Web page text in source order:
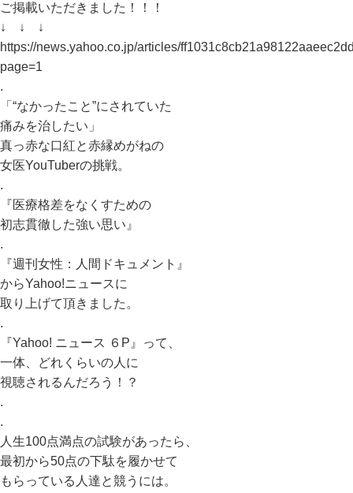
ご掲載いただきました！！！
↓ ↓ ↓
https://news.yahoo.co.jp/articles/
page=1
.
「“なかったこと”にされていた
痛みを治したい」
真っ赤な口紅と赤縁めがねの
女医YouTuberの挑戦。
.
『医療格差をなくすための
初志貫徹した強い思い』
.
『週刊女性：人間ドキュメント』
からYahoo!ニュースに
取り上げて頂きました。
.
『Yahoo! ニュース ６P』って、
一体、どれくらいの人に
視聴されるんだろう！？
.
.
人生100点満点の試験があったら、
最初から50点の下駄を履かせて
もらっている人達と競うには。